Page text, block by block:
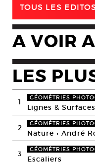
TOUS LES
A VOIR
LES
1 GÉOMÉTRIES
Lignes & Surfaces
2 GÉOMÉTRIES
Nature • André
3 GÉOMÉTRIES
Escaliers